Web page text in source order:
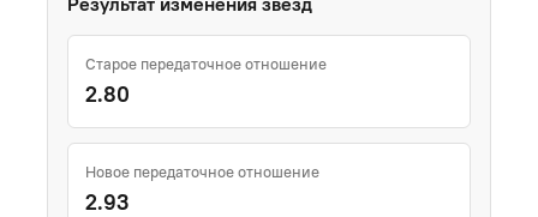
Старое передаточное отношение
2.80
Новое передаточное отношение
2.93